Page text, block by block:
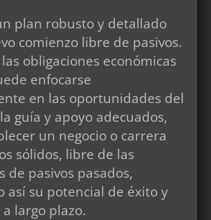
plan robusto y detallado
comienzo libre de pasivos.
obligaciones económicas
enfocarse
en las oportunidades del
guía y apoyo adecuados,
un negocio o carrera
sólidos, libre de las
de pasivos pasados,
así su potencial de éxito y
largo plazo.